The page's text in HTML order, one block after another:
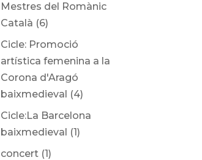
Mestres del Romànic
Català (6)
Cicle: Promoció
artística femenina a la
Corona d'Aragó
baixmedieval (4)
Cicle:La Barcelona
baixmedieval (1)
concert (1)